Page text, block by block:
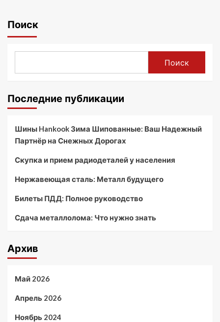
Поиск
Поиск
Последние публикации
Шины Hankook Зима Шипованные: Ваш Надежный
Партнёр на Снежных Дорогах
Скупка и прием радиодеталей у населения
Нержавеющая сталь: Металл будущего
Билеты ПДД: Полное руководство
Сдача металлолома: Что нужно знать
Архив
Май 2026
Апрель 2026
Ноябрь 2024